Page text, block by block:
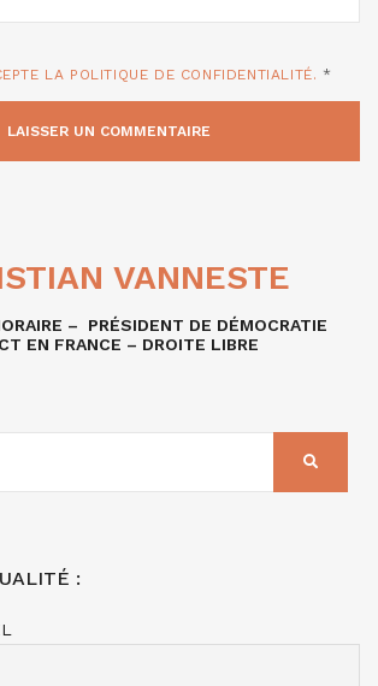
LA POLITIQUE DE CONFIDENTIALITÉ. *
VANNESTE
– PRÉSIDENT DE DÉMOCRATIE
EN FRANCE – DROITE LIBRE
: